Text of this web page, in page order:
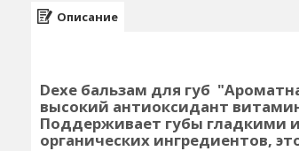
Описание
Dexe бальзам для губ
высокий антиоксидант
Поддерживает губы гладкими
органических ингредиентов,